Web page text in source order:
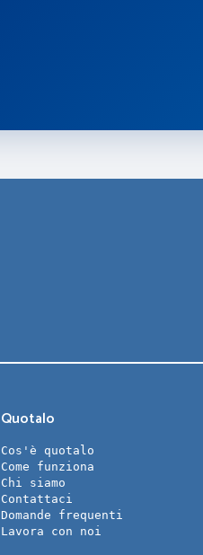
Quotalo
Cos'è quotalo
Come funziona
Chi siamo
Contattaci
Domande frequenti
Lavora con noi